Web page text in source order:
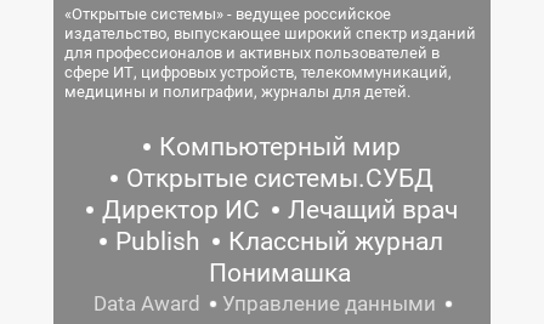
«Открытые системы» - ведущее российское
издательство, выпускающее широкий спектр изданий
для профессионалов и активных пользователей в
сфере ИТ, цифровых устройств, телекоммуникаций,
медицины и полиграфии, журналы для детей.
Компьютерный мир
Открытые системы.СУБД
Директор ИС
Лечащий врач
Publish
Классный журнал
Понимашка
Data Award
Управление данными